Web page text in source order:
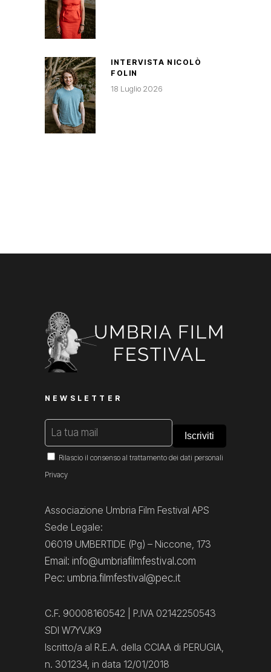
INTERVISTA NICOLÒ
FOLIN
18 Luglio 2026
NEWSLETTER
Rilascio il consenso al trattamento dei dati personali
Privacy
Associazione Umbria Film Festival APS
Sede Legale:
06019 UMBERTIDE (Pg) – Niccone, 173
Email: info@umbriafilmfestival.com
Pec: umbria.filmfestival@pec.it
C.F. 90008160542 | P.IVA 02142250543
SDI W7YVJK9
Iscritto/a al R.E.A. della CCIAA di PERUGIA,
n. 301234, in data 12/01/2018